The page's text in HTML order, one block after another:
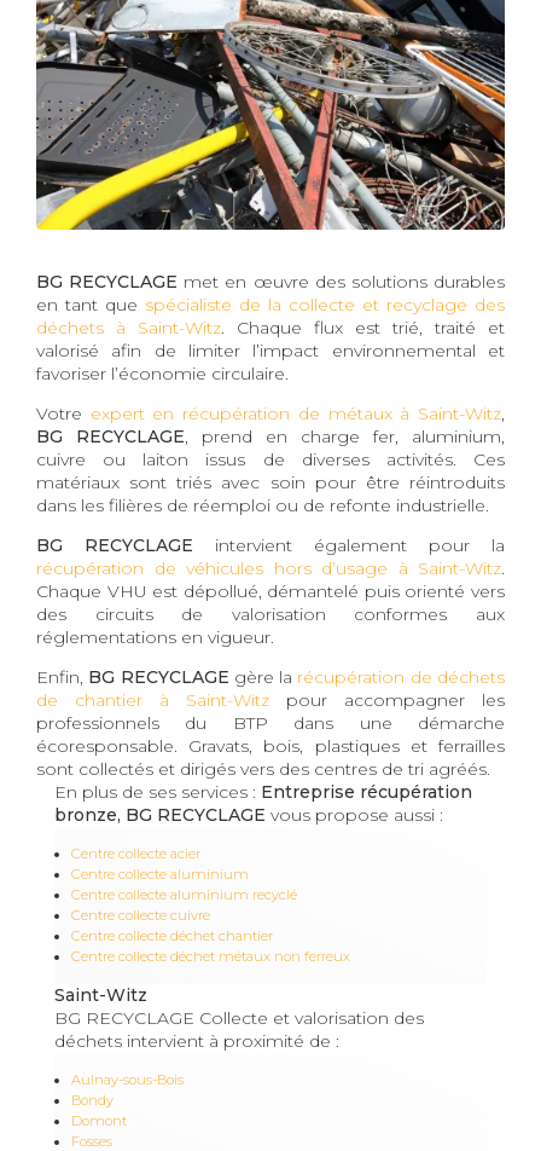
BG RECYCLAGE met en œuvre des solutions durables
en tant que spécialiste de la collecte et recyclage des
déchets à Saint-Witz. Chaque flux est trié, traité et
valorisé afin de limiter l’impact environnemental et
favoriser l’économie circulaire.
Votre expert en récupération de métaux à Saint-Witz,
BG RECYCLAGE, prend en charge fer, aluminium,
cuivre ou laiton issus de diverses activités. Ces
matériaux sont triés avec soin pour être réintroduits
dans les filières de réemploi ou de refonte industrielle.
BG RECYCLAGE intervient également pour la
récupération de véhicules hors d’usage à Saint-Witz.
Chaque VHU est dépollué, démantelé puis orienté vers
des circuits de valorisation conformes aux
réglementations en vigueur.
Enfin, BG RECYCLAGE gère la récupération de déchets
de chantier à Saint-Witz pour accompagner les
professionnels du BTP dans une démarche
écoresponsable. Gravats, bois, plastiques et ferrailles
sont collectés et dirigés vers des centres de tri agréés.
En plus de ses services : Entreprise récupération
bronze, BG RECYCLAGE vous propose aussi :
Centre collecte acier
Centre collecte aluminium
Centre collecte aluminium recyclé
Centre collecte cuivre
Centre collecte déchet chantier
Centre collecte déchet métaux non ferreux
Saint-Witz
BG RECYCLAGE Collecte et valorisation des
déchets intervient à proximité de :
Aulnay-sous-Bois
Bondy
Domont
Fosses